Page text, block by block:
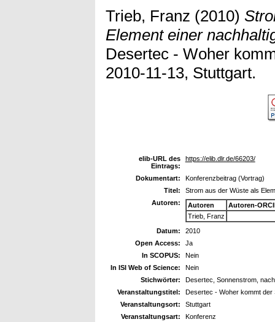
Trieb, Franz (2010)
Element einer
Desertec - Woher
2010-11-13, Stuttgart.
elib-URL des
Eintrags:
https://elib.dlr.de/66203/
Dokumentart:
Konferenzbeitrag (Vortrag)
Titel:
Strom aus der Wüste als
Autoren:
Autoren
Autoren-
Trieb, Franz
Datum:
2010
Open Access:
Ja
In SCOPUS:
Nein
In ISI Web of Science:
Nein
Stichwörter:
Desertec, Sonnenstrom,
Veranstaltungstitel:
Desertec - Woher kommt der
Veranstaltungsort:
Stuttgart
Veranstaltungsart:
Konferenz